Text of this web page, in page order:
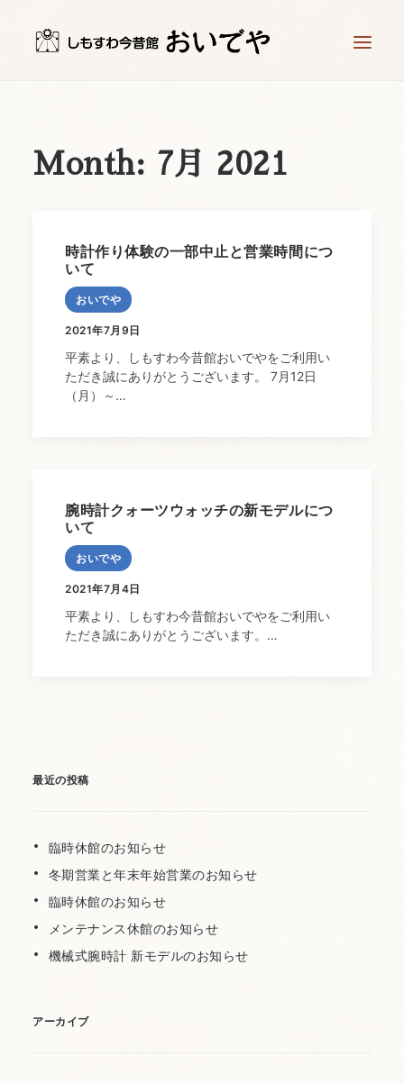
時計工房 儀象堂
お知らせ
アクセス
お問い合わせ
Month: 7月 2021
時計作り体験の一部中止と営業時間につ
いて
おいでや
2021年7月9日
平素より、しもすわ今昔館おいでやをご利用い
ただき誠にありがとうございます。 7月12日
（月）～…
腕時計クォーツウォッチの新モデルにつ
いて
おいでや
2021年7月4日
平素より、しもすわ今昔館おいでやをご利用い
ただき誠にありがとうございます。…
最近の投稿
臨時休館のお知らせ
冬期営業と年末年始営業のお知らせ
臨時休館のお知らせ
メンテナンス休館のお知らせ
機械式腕時計 新モデルのお知らせ
アーカイブ